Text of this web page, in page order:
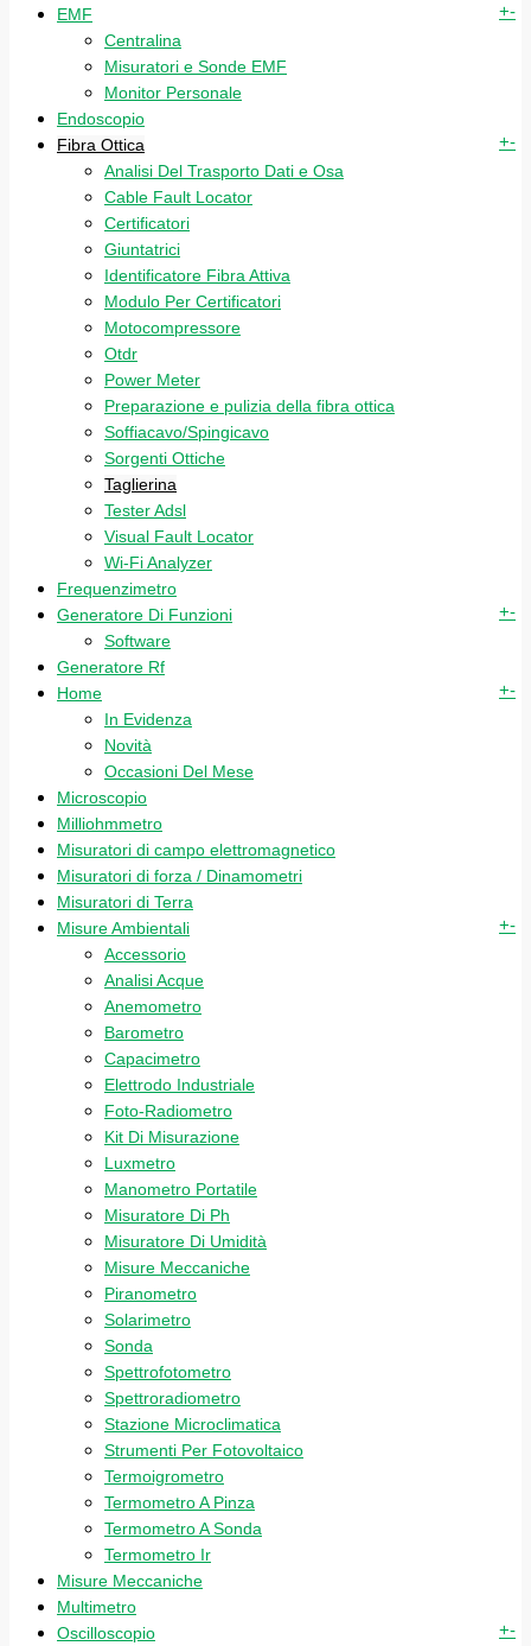
EMF +-
Centralina
Misuratori e Sonde EMF
Monitor Personale
Endoscopio
Fibra Ottica
+-
Analisi Del Trasporto Dati e Osa
Cable Fault Locator
Certificatori
Giuntatrici
Identificatore Fibra Attiva
Modulo Per Certificatori
Motocompressore
Otdr
Power Meter
Preparazione e pulizia della fibra ottica
Soffiacavo/Spingicavo
Sorgenti Ottiche
Taglierina
Tester Adsl
Visual Fault Locator
Wi-Fi Analyzer
Frequenzimetro
Generatore Di Funzioni
+-
Software
Generatore Rf
Home
+-
In Evidenza
Novità
Occasioni Del Mese
Microscopio
Milliohmmetro
Misuratori di campo elettromagnetico
Misuratori di forza / Dinamometri
Misuratori di Terra
Misure Ambientali
+-
Accessorio
Analisi Acque
Anemometro
Barometro
Capacimetro
Elettrodo Industriale
Foto-Radiometro
Kit Di Misurazione
Luxmetro
Manometro Portatile
Misuratore Di Ph
Misuratore Di Umidità
Misure Meccaniche
Piranometro
Solarimetro
Sonda
Spettrofotometro
Spettroradiometro
Stazione Microclimatica
Strumenti Per Fotovoltaico
Termoigrometro
Termometro A Pinza
Termometro A Sonda
Termometro Ir
Misure Meccaniche
Multimetro
Oscilloscopio
+-